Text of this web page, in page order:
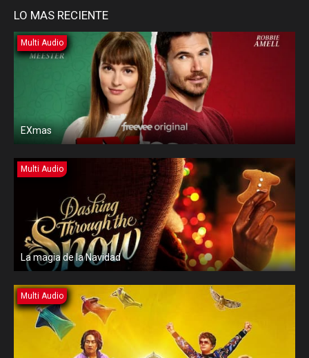
LO MAS RECIENTE
Multi Audio
EXmas
Multi Audio
La magia de la Navidad
Multi Audio